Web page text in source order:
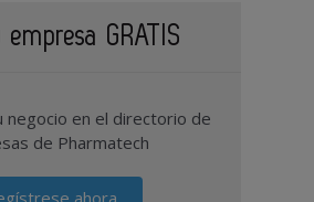
GRATIS
negocio en el directorio de
de Pharmatech
ahora